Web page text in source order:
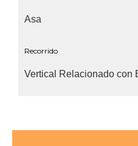
Asa
Recorrido
Vertical Relacionado con